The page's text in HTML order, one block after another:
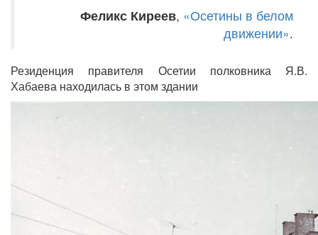
Феликс Киреев, «Осетины в белом
движении».
Резиденция правителя Осетии полковника Я.В.
Хабаева находилась в этом здании